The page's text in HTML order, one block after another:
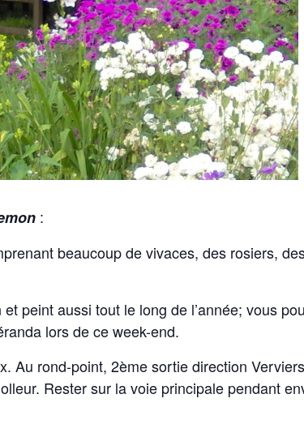
:
beaucoup de vivaces, des rosiers,
peint aussi tout le long de l’année; vous
lors de ce week-end.
Au rond-point, 2ème sortie direction
Rester sur la voie principale pendant